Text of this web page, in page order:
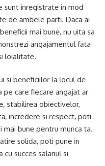
sunt inregistrate in mod
de ambele parti. Daca ai
mai bune, nu uita sa
angajamentul fata
loialitate.
si beneficiilor la locul de
care fiecare angajat ar
stabilirea obiectivelor,
incredere si respect, poti
bune pentru munca ta.
solida, poti pune in
succes salariul si